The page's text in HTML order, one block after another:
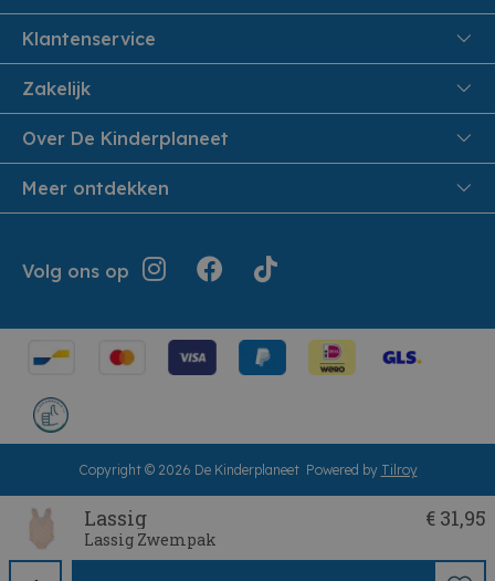
Lassig
Lassig Zwempak
€ 31,95
Klantenservice
FAQ
Veiligheid en Privacy
Levering aan huis
Jouw bestelling
Herroepingsrecht
Zakelijk
Onthaalouders
Over De Kinderplaneet
Over ons
Werken bij De Kinderplaneet
Showroom
Meer ontdekken
Folders
Volg ons op
Copyright © 2026 De Kinderplaneet Powered by Tilroy